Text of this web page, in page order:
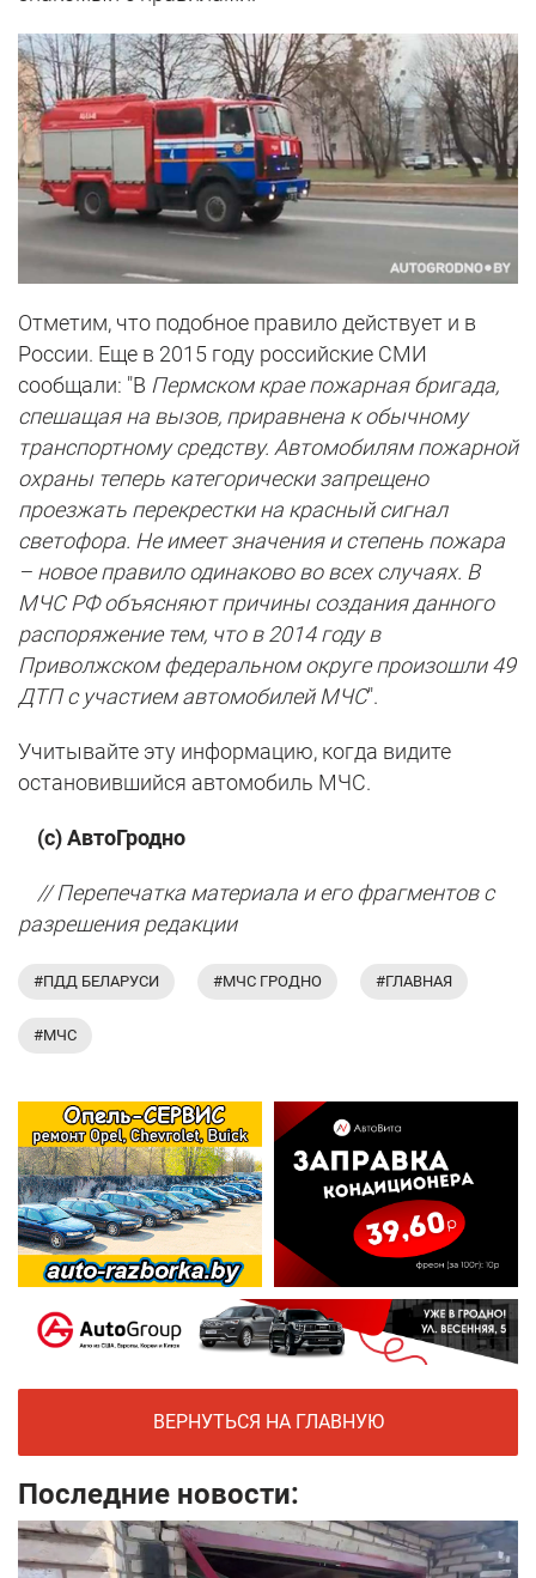
Отметим, что подобное правило действует и в
России. Еще в 2015 году российские СМИ
сообщали: "В Пермском крае пожарная бригада,
спешащая на вызов, приравнена к обычному
транспортному средству. Автомобилям пожарной
охраны теперь категорически запрещено
проезжать перекрестки на красный сигнал
светофора. Не имеет значения и степень пожара
– новое правило одинаково во всех случаях. В
МЧС РФ объясняют причины создания данного
распоряжение тем, что в 2014 году в
Приволжском федеральном округе произошли 49
ДТП с участием автомобилей МЧС".
Учитывайте эту информацию, когда видите
остановившийся автомобиль МЧС.
(с) АвтоГродно
// Перепечатка материала и его фрагментов с
разрешения редакции
#ПДД БЕЛАРУСИ #МЧС ГРОДНО #ГЛАВНАЯ
#МЧС
ВЕРНУТЬСЯ НА ГЛАВНУЮ
Последние новости: